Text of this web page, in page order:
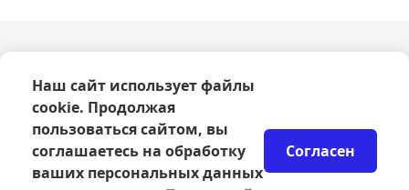
Оферта
Политика конфиденциальности
Согласие на обработку персональных данных
Правила возврата билетов
Возврат билетов
Наш сайт использует файлы
cookie. Продолжая
пользоваться сайтом, вы
соглашаетесь на обработку
ваших персональных данных
Согласен